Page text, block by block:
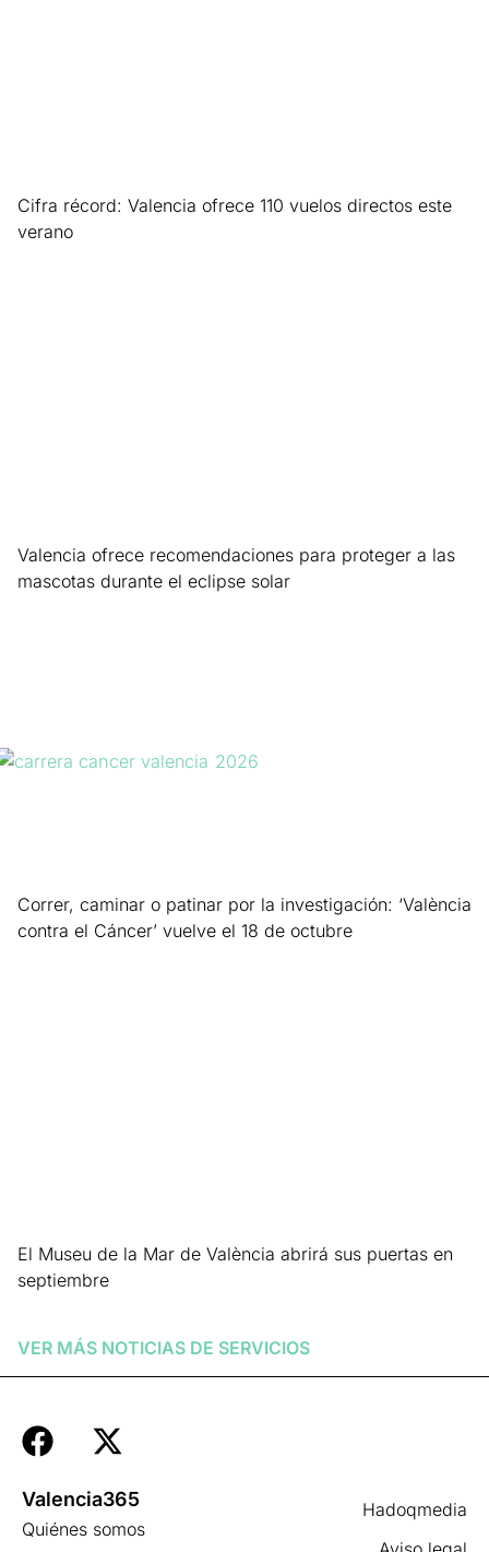
Cifra récord: Valencia ofrece 110 vuelos directos este
verano
Valencia ofrece recomendaciones para proteger a las
mascotas durante el eclipse solar
Correr, caminar o patinar por la investigación: ‘València
contra el Cáncer’ vuelve el 18 de octubre
El Museu de la Mar de València abrirá sus puertas en
septiembre
VER MÁS NOTICIAS DE SERVICIOS
Hadoqmedia
Valencia365
Quiénes somos